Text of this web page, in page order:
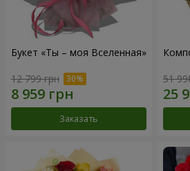
Букет «Ты – моя Вселенная»
12 799 грн
Заказать
51